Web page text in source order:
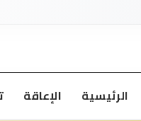
الرئيسية الإعاقة